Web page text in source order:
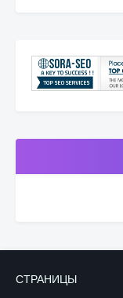
СТРАНИЦЫ